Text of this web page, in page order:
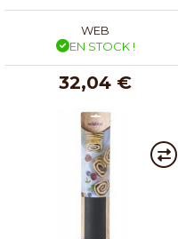
WEB
EN STOCK !
32,04 €